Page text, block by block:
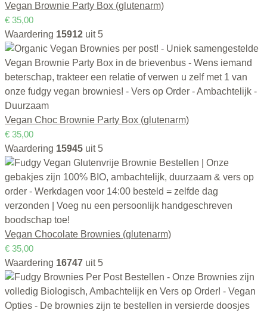
Vegan Brownie Party Box (glutenarm)
€ 35,00
Waardering 15912 uit 5
Vegan Choc Brownie Party Box (glutenarm)
€ 35,00
Waardering 15945 uit 5
Vegan Chocolate Brownies (glutenarm)
€ 35,00
Waardering 16747 uit 5